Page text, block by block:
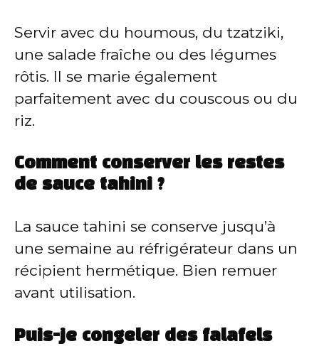
Servir avec du houmous, du tzatziki,
une salade fraîche ou des légumes
rôtis. Il se marie également
parfaitement avec du couscous ou du
riz.
Comment conserver les restes
de sauce tahini ?
La sauce tahini se conserve jusqu’à
une semaine au réfrigérateur dans un
récipient hermétique. Bien remuer
avant utilisation.
Puis-je congeler des falafels